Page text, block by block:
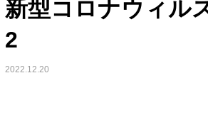
新型コロナウィル
2
2022.12.20